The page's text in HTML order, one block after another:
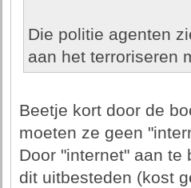
Die politie agenten
aan het terroriseren
Beetje kort door de
moeten ze geen
Door "internet" aan
dit uitbesteden (kost